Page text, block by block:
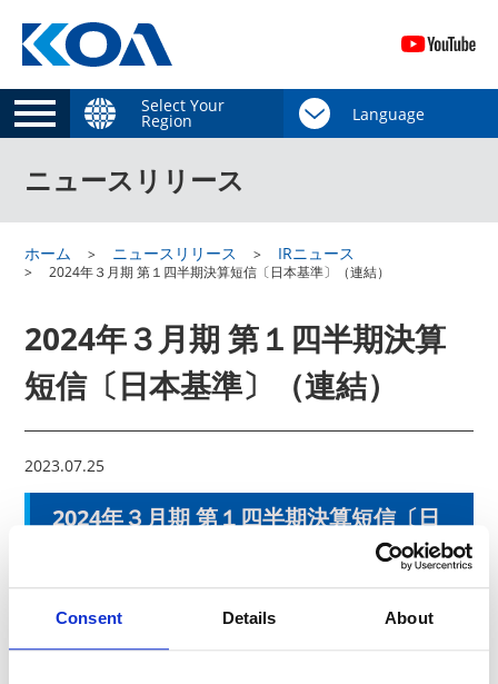
Consent Details About
Select Your
Region
ニュースリリース
ホーム ニュースリリース IRニュース
2024年３月期 第１四半期決算短信〔日本基準〕（連結）
2024年３月期 第１四半期決算
短信〔日本基準〕（連結）
2023.07.25
2024年３月期 第１四半期決算短信〔日
本日、東京証券取引所にて2024年３月期第１四半期決算を発表
いたしました。